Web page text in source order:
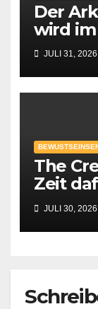
Der
wird
JULI 31, 2026
The
Zeit
JULI 30, 2026